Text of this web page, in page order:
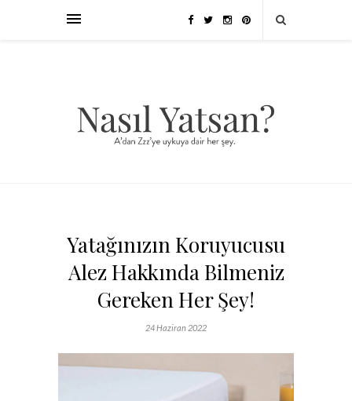
Yatağınızın Koruyucusu
Alez Hakkında Bilmeniz
Gereken Her Şey!
24 Haziran 2022